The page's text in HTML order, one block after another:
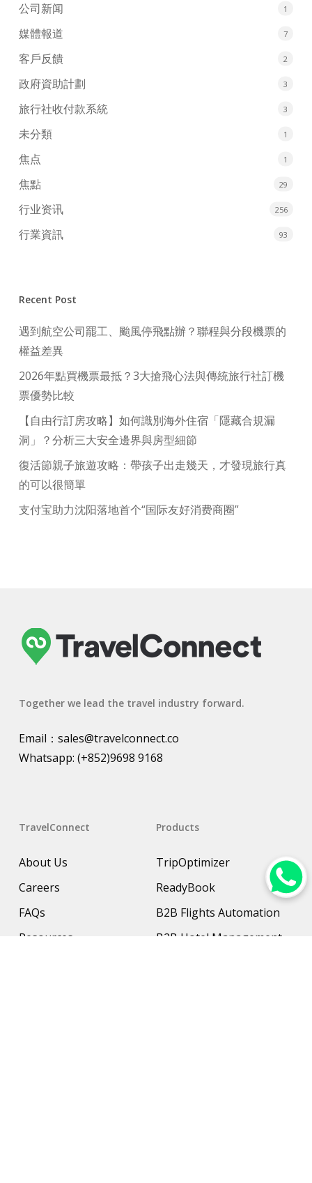
公司新闻 1
媒體報道 7
客戶反饋 2
政府資助計劃 3
旅行社收付款系統 3
未分類 1
焦点 1
焦點 29
行业资讯 256
行業資訊 93
Recent Post
遇到航空公司罷工、颱風停飛點辦？聯程與分段機票的
權益差異
2026年點買機票最抵？3大搶飛心法與傳統旅行社訂機
票優勢比較
【自由行訂房攻略】如何識別海外住宿「隱藏合規漏
洞」？分析三大安全邊界與房型細節
復活節親子旅遊攻略：帶孩子出走幾天，才發現旅行真
的可以很簡單
支付宝助力沈阳落地首个“国际友好消费商圈”
Together we lead the travel industry forward.
Email： sales@travelconnect.co
Whatsapp: (+852)9698 9168
TravelConnect
About Us
Careers
FAQs
Resources
Products
TripOptimizer
ReadyBook
B2B Flights Automation
B2B Hotel Management